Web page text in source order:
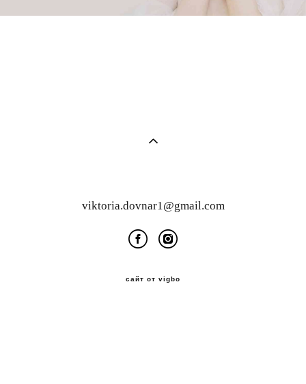
viktoria.dovnar1@gmail.com
сайт от vigbo